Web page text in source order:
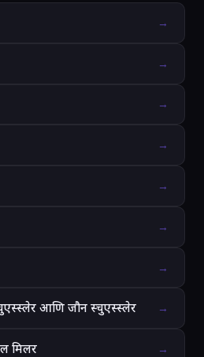
→
→
→
→
→
→
→
आणि जौन स्चुएस्स्लेर →
मिलर →